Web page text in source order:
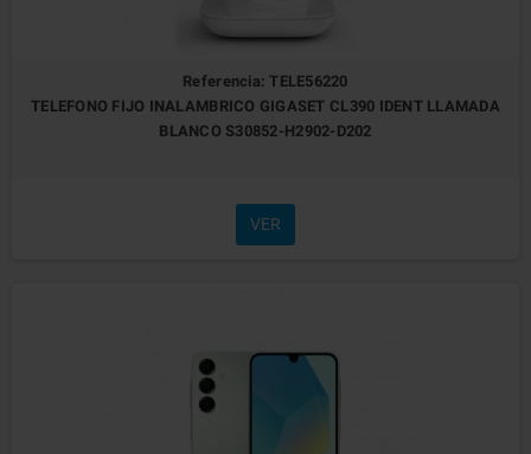
Referencia: TELE56220
TELEFONO FIJO INALAMBRICO GIGASET CL390 IDENT LLAMADA
BLANCO S30852-H2902-D202
VER